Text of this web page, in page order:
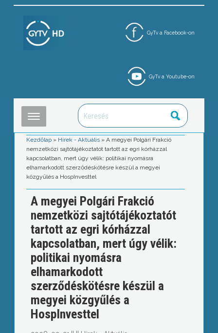
GyTv a Facebook-on
GyTv a Youtube-on
Kezdőlap » Hírek - Aktuális »A megyei Polgári Frakció
nemzetközi sajtótájékoztatót tartott az egri kórházzal
kapcsolatban, mert úgy vélik: politikai nyomásra
elhamarkodott szerződéskötésre készül a megyei
közgyűlés a HospInvesttel
A megyei Polgári Frakció
nemzetközi sajtótájékoztatót
tartott az egri kórházzal
kapcsolatban, mert úgy vélik:
politikai nyomásra
elhamarkodott
szerződéskötésre készül a
megyei közgyűlés a
HospInvesttel